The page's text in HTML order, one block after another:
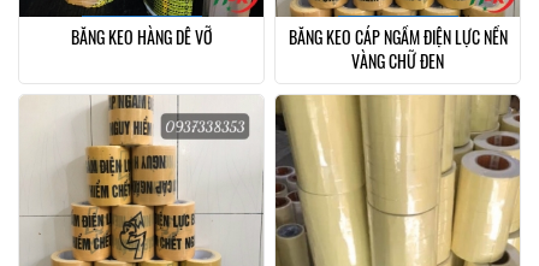
BĂNG KEO HÀNG DỄ VỠ
BĂNG KEO CÁP NGẦM ĐIỆN LỰC NỀN
VÀNG CHỮ ĐEN